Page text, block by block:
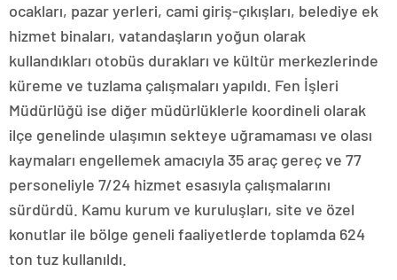
ocakları, pazar yerleri, cami giriş-çıkışları, belediye ek
hizmet binaları, vatandaşların yoğun olarak
kullandıkları otobüs durakları ve kültür merkezlerinde
küreme ve tuzlama çalışmaları yapıldı. Fen İşleri
Müdürlüğü ise diğer müdürlüklerle koordineli olarak
ilçe genelinde ulaşımın sekteye uğramaması ve olası
kaymaları engellemek amacıyla 35 araç gereç ve 77
personeliyle 7/24 hizmet esasıyla çalışmalarını
sürdürdü. Kamu kurum ve kuruluşları, site ve özel
konutlar ile bölge geneli faaliyetlerde toplamda 624
ton tuz kullanıldı.